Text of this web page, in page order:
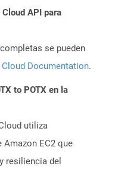
API para
se pueden
Documentation.
to POTX en la
utiliza
Amazon EC2 que
resiliencia del